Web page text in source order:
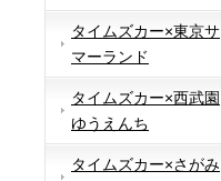
タイムズカー×東京サ
マーランド
タイムズカー×西武園
ゆうえんち
タイムズカー×さがみ